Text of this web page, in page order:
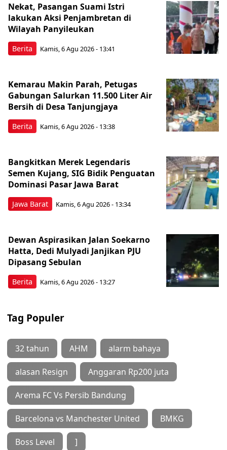
Berita
Nekat, Pasangan Suami Istri
lakukan Aksi Penjambretan di
Wilayah Panyileukan
Kamis, 6 Agu 2026 - 13:41
Berita
Kemarau Makin Parah, Petugas
Gabungan Salurkan 11.500 Liter Air
Bersih di Desa Tanjungjaya
Kamis, 6 Agu 2026 - 13:38
Jawa Barat
Bangkitkan Merek Legendaris
Semen Kujang, SIG Bidik Penguatan
Dominasi Pasar Jawa Barat
Kamis, 6 Agu 2026 - 13:34
Berita
Dewan Aspirasikan Jalan Soekarno
Hatta, Dedi Mulyadi Janjikan PJU
Dipasang Sebulan
Kamis, 6 Agu 2026 - 13:27
Tag Populer
32 tahun AHM alarm bahaya
alasan Resign Anggaran Rp200 juta
Arema FC Vs Persib Bandung
Barcelona vs Manchester United BMKG
Boss Level ]